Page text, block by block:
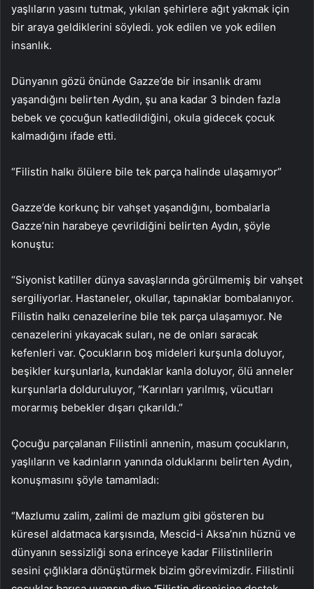
yaşlıların yasını tutmak, yıkılan şehirlere ağıt yakmak için
bir araya geldiklerini söyledi. yok edilen ve yok edilen
insanlık.
Dünyanın gözü önünde Gazze’de bir insanlık dramı
yaşandığını belirten Aydın, şu ana kadar 3 binden fazla
bebek ve çocuğun katledildiğini, okula gidecek çocuk
kalmadığını ifade etti.
“Filistin halkı ölülere bile tek parça halinde ulaşamıyor”
Gazze’de korkunç bir vahşet yaşandığını, bombalarla
Gazze’nin harabeye çevrildiğini belirten Aydın, şöyle
konuştu:
“Siyonist katiller dünya savaşlarında görülmemiş bir vahşet
sergiliyorlar. Hastaneler, okullar, tapınaklar bombalanıyor.
Filistin halkı cenazelerine bile tek parça ulaşamıyor. Ne
cenazelerini yıkayacak suları, ne de onları saracak
kefenleri var. Çocukların boş mideleri kurşunla doluyor,
beşikler kurşunlarla, kundaklar kanla doluyor, ölü anneler
kurşunlarla dolduruluyor, “Karınları yarılmış, vücutları
morarmış bebekler dışarı çıkarıldı.”
Çocuğu parçalanan Filistinli annenin, masum çocukların,
yaşlıların ve kadınların yanında olduklarını belirten Aydın,
konuşmasını şöyle tamamladı:
“Mazlumu zalim, zalimi de mazlum gibi gösteren bu
küresel aldatmaca karşısında, Mescid-i Aksa’nın hüznü ve
dünyanın sessizliği sona erinceye kadar Filistinlilerin
sesini çığlıklara dönüştürmek bizim görevimizdir. Filistinli